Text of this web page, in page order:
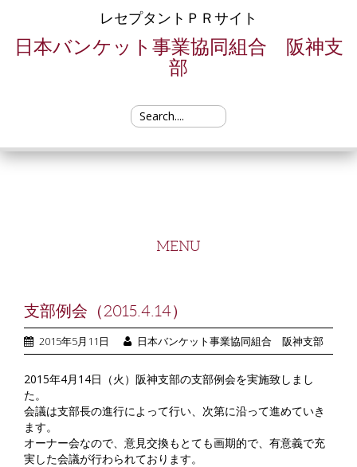
レセプタントＰＲサイト
日本バンケット事業協同組合 阪神支
部
Search for:
MENU
支部例会（2015.4.14）
2015年5月11日 日本バンケット事業協同組合 阪神支部
2015年4月14日（火）阪神支部の支部例会を実施致しまし
た。
会議は支部長の進行によって行い、次第に沿って進めていき
ます。
オーナー会なので、意見交換もとても画期的で、有意義で充
実した会議が行わられております。